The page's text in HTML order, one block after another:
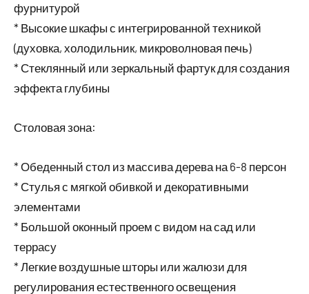
фурнитурой
* Высокие шкафы с интегрированной техникой
(духовка, холодильник, микроволновая печь)
* Стеклянный или зеркальный фартук для создания
эффекта глубины
Столовая зона:
* Обеденный стол из массива дерева на 6-8 персон
* Стулья с мягкой обивкой и декоративными
элементами
* Большой оконный проем с видом на сад или
террасу
* Легкие воздушные шторы или жалюзи для
регулирования естественного освещения